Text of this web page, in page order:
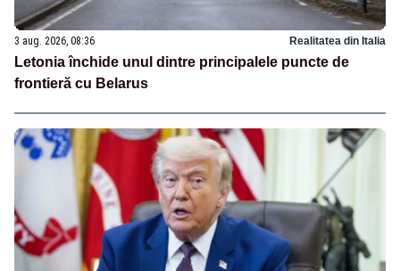
3 aug. 2026, 08:36 Realitatea din Italia
Letonia închide unul dintre principalele puncte de
frontieră cu Belarus